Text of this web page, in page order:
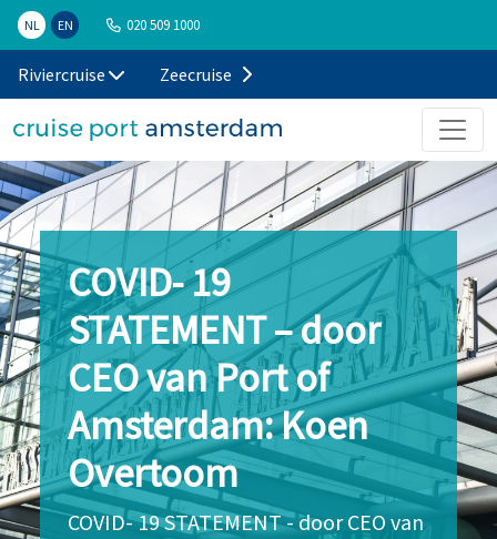
NL EN 020 509 1000
Riviercruise Zeecruise
COVID- 19
STATEMENT – door
CEO van Port of
Amsterdam: Koen
Overtoom
COVID- 19 STATEMENT - door CEO van